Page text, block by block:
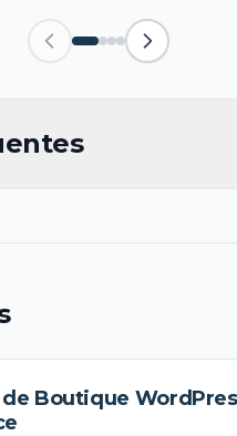
Boutique